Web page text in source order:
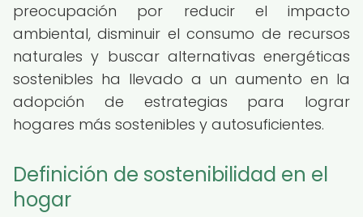
preocupación por reducir el impacto
ambiental, disminuir el consumo de recursos
naturales y buscar alternativas energéticas
sostenibles ha llevado a un aumento en la
adopción de estrategias para lograr
hogares más sostenibles y autosuficientes.
Definición de sostenibilidad en el
hogar